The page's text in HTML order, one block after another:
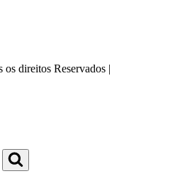
direitos Reservados |